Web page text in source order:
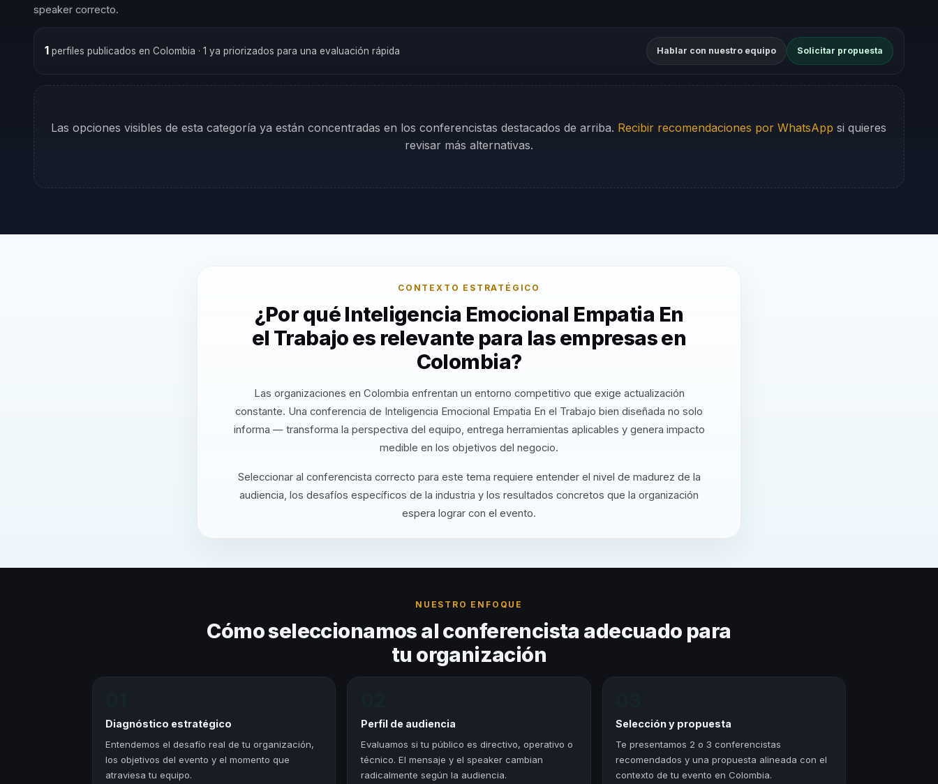
speaker correcto.
1 perfiles publicados en Colombia · 1 ya priorizados para una evaluación rápida Hablar con nuestro equipo Solicitar propuesta
Las opciones visibles de esta categoría ya están concentradas en los conferencistas destacados de arriba. Recibir recomendaciones por WhatsApp si quieres
revisar más alternativas.
CONTEXTO ESTRATÉGICO
¿Por qué Inteligencia Emocional Empatia En
el Trabajo es relevante para las empresas en
Colombia?
Las organizaciones en Colombia enfrentan un entorno competitivo que exige actualización
constante. Una conferencia de Inteligencia Emocional Empatia En el Trabajo bien diseñada no solo
informa — transforma la perspectiva del equipo, entrega herramientas aplicables y genera impacto
medible en los objetivos del negocio.
Seleccionar al conferencista correcto para este tema requiere entender el nivel de madurez de la
audiencia, los desafíos específicos de la industria y los resultados concretos que la organización
espera lograr con el evento.
NUESTRO ENFOQUE
Cómo seleccionamos al conferencista adecuado para
tu organización
Diagnóstico estratégico
Entendemos el desafío real de tu organización,
los objetivos del evento y el momento que
atraviesa tu equipo.
Perfil de audiencia
Evaluamos si tu público es directivo, operativo o
técnico. El mensaje y el speaker cambian
radicalmente según la audiencia.
Selección y propuesta
Te presentamos 2 o 3 conferencistas
recomendados y una propuesta alineada con el
contexto de tu evento en Colombia.